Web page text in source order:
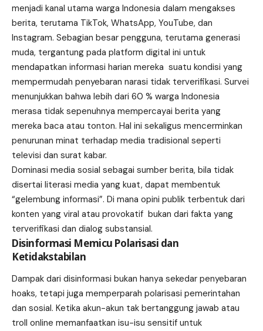
menjadi kanal utama warga Indonesia dalam mengakses
berita, terutama TikTok, WhatsApp, YouTube, dan
Instagram. Sebagian besar pengguna, terutama generasi
muda, tergantung pada platform digital ini untuk
mendapatkan informasi harian mereka suatu kondisi yang
mempermudah penyebaran narasi tidak terverifikasi. Survei
menunjukkan bahwa lebih dari 60 % warga Indonesia
merasa tidak sepenuhnya mempercayai berita yang
mereka baca atau tonton. Hal ini sekaligus mencerminkan
penurunan minat terhadap media tradisional seperti
televisi dan surat kabar.
Dominasi media sosial sebagai sumber berita, bila tidak
disertai literasi media yang kuat, dapat membentuk
“gelembung informasi”. Di mana opini publik terbentuk dari
konten yang viral atau provokatif bukan dari fakta yang
terverifikasi dan dialog substansial.
Disinformasi Memicu Polarisasi dan
Ketidakstabilan
Dampak dari disinformasi bukan hanya sekedar penyebaran
hoaks, tetapi juga memperparah polarisasi pemerintahan
dan sosial. Ketika akun-akun tak bertanggung jawab atau
troll online memanfaatkan isu-isu sensitif untuk